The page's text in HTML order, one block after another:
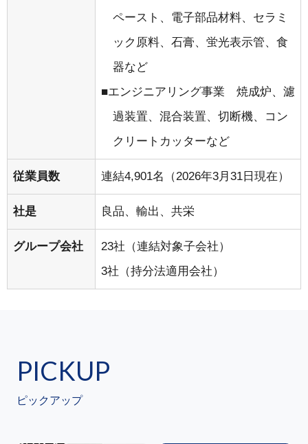
ペースト、電子部品材料、セラミ
ック原料、石膏、蛍光表示管、食
器など
エンジニアリング事業 焼成炉、濾
過装置、混合装置、切断機、コン
クリートカッターなど
従業員数 連結4,901名（2026年3月31日現在）
社是 良品、輸出、共栄
グループ会社
23社（連結対象子会社）
3社（持分法適用会社）
PICKUP
ピックアップ